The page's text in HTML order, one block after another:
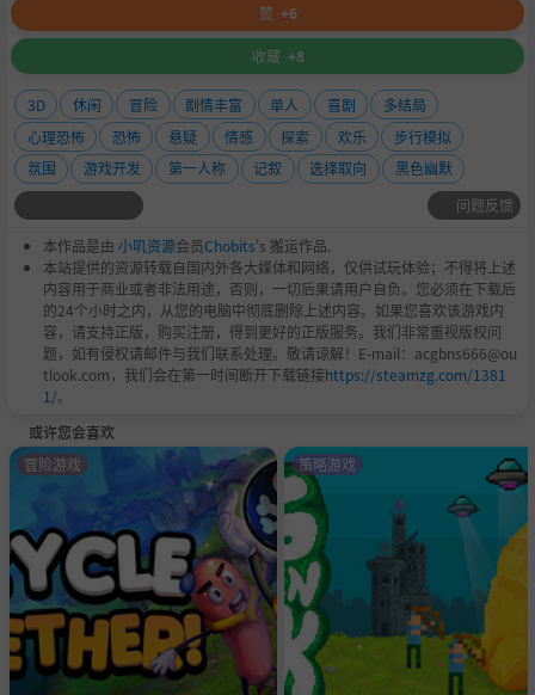
赞 +6
收藏 +8
3D 休闲 冒险 剧情丰富 单人 喜剧
多结局
心理恐怖
恐怖 悬疑 情感 探索 欢乐
步行模拟
氛围
游戏开发 第一人称 记叙 选择取向
黑色幽默
问题反馈
本作品是由 小叽资源会员Chobits's 搬运作品.
本站提供的资源转载自国内外各大媒体和网络，仅供试玩体验；不得将上述
内容用于商业或者非法用途，否则，一切后果请用户自负。您必须在下载后
的24个小时之内，从您的电脑中彻底删除上述内容。如果您喜欢该游戏内
容，请支持正版，购买注册，得到更好的正版服务。我们非常重视版权问
题，如有侵权请邮件与我们联系处理。敬请谅解！E-mail：acgbns666@ou
tlook.com，我们会在第一时间断开下载链接https://steamzg.com/1381
1/。
或许您会喜欢
冒险游戏 策略游戏